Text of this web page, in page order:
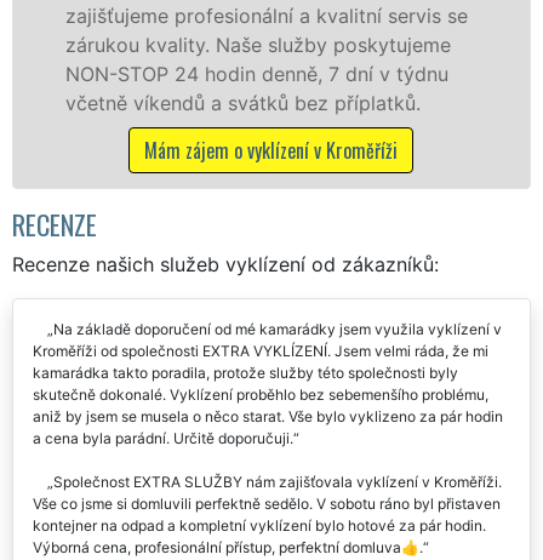
jak fyzickým, tak právnickým osobám se
zárukou kvalitně odvedené práce, a to
STOP bez dalších příplatků.
Mám zájem o vyklízecí práce v Kroměříži
RECENZE
Recenze našich služeb vyklízení od zákazníků:
Na základě doporučení od mé kamarádky jsem využila vyklízení v
Kroměříži od společnosti EXTRA VYKLÍZENÍ. Jsem velmi ráda, že mi
kamarádka takto poradila, protože služby této společnosti byly
skutečně dokonalé. Vyklízení proběhlo bez sebemenšího problému,
aniž by jsem se musela o něco starat. Vše bylo vyklizeno za pár hodin
a cena byla parádní. Určitě doporučuji.
Společnost EXTRA SLUŽBY nám zajišťovala vyklízení v Kroměříži.
Vše co jsme si domluvili perfektně sedělo. V sobotu ráno byl přistaven
kontejner na odpad a kompletní vyklízení bylo hotové za pár hodin.
Výborná cena, profesionální přístup, perfektní domluva👍.